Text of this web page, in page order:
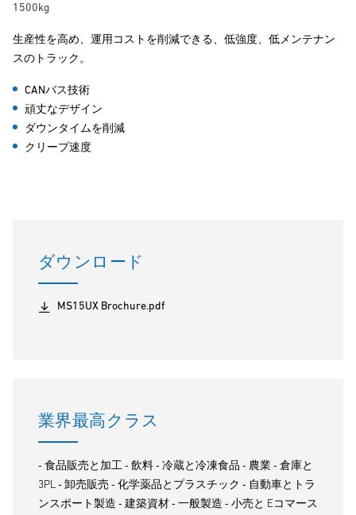
1500kg
生産性を高め、運用コストを削減できる、低強度、低メンテナン
スのトラック。
CANバス技術
頑丈なデザイン
ダウンタイムを削減
クリープ速度
ダウンロード
MS15UX Brochure.pdf
業界最高クラス
‐ 食品販売と加工 ‐ 飲料 ‐ 冷蔵と冷凍食品 ‐ 農業 ‐ 倉庫と
3PL ‐ 卸売販売 ‐ 化学薬品とプラスチック ‐ 自動車とトラ
ンスポート製造 ‐ 建築資材 ‐ 一般製造 ‐ 小売と Eコマース